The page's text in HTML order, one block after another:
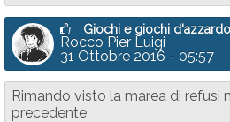
Giochi e giochi
Rocco Pier Luigi
31 Ottobre 2016 - 05:57
Rimando visto la marea di refusi
precedente